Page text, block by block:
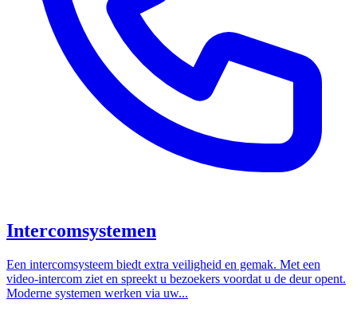
Intercomsystemen
Een intercomsysteem biedt extra veiligheid en gemak. Met een
video-intercom ziet en spreekt u bezoekers voordat u de deur opent.
Moderne systemen werken via uw...